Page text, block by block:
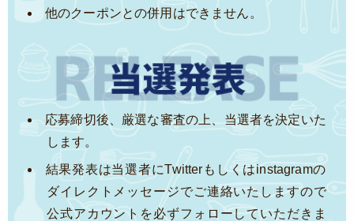
他のクーポンとの併用はできません。
応募締切後、厳選な審査の上、当選者を決定いた
します。
結果発表は当選者にTwitterもしくはinstagramの
ダイレクトメッセージでご連絡いたしますので
公式アカウントを必ずフォローしていただきま